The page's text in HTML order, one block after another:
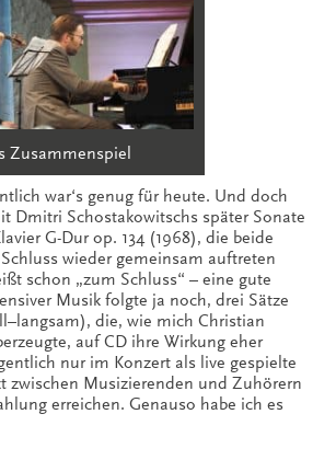
Zusammenspiel
war‘s genug für heute. Und doch
Dmitri Schostakowitschs später Sonate
G-Dur op. 134 (1968), die beide
wieder gemeinsam auftreten
schon „zum Schluss“ – eine gute
Musik folgte ja noch, drei Sätze
die, wie mich Christian
auf CD ihre Wirkung eher
nur im Konzert als live gespielte
zwischen Musizierenden und Zuhörern
erreichen. Genauso habe ich es